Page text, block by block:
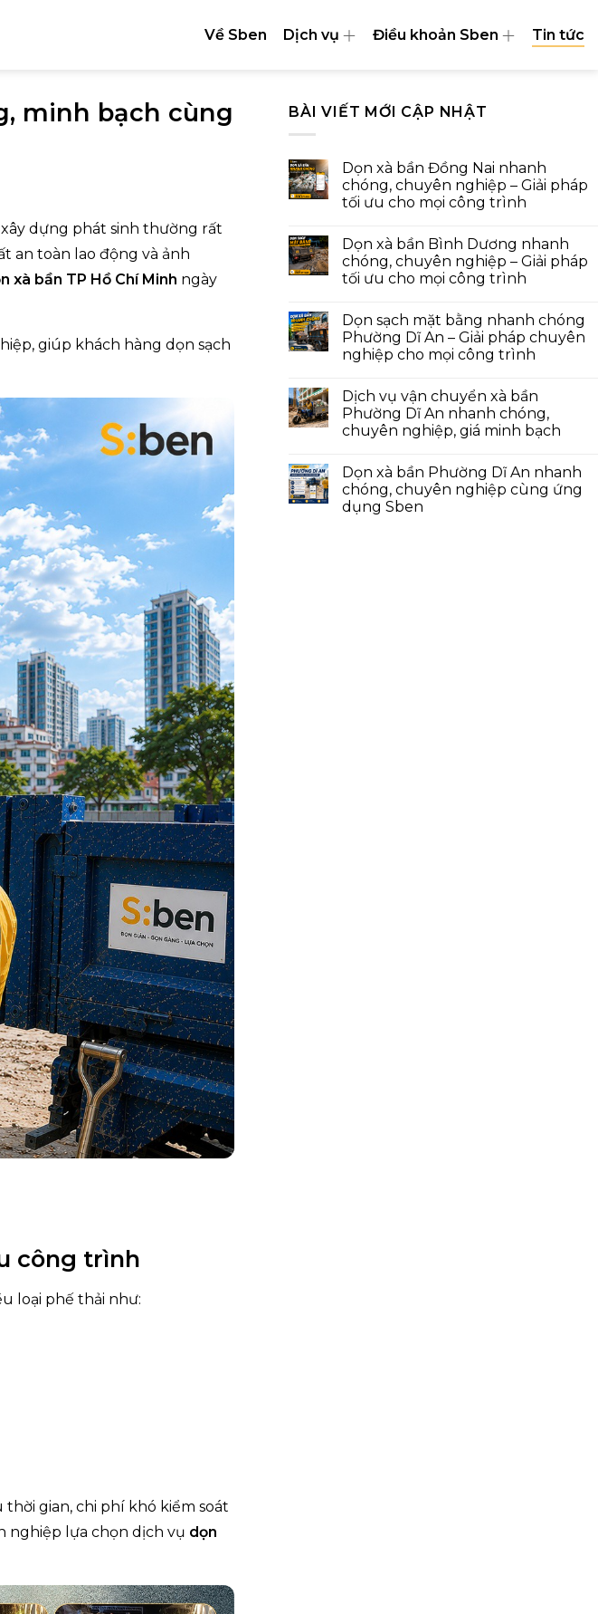
Về Sben Dịch vụ Điều khoản Sben Tin tức
minh bạch cùng
dựng phát sinh thường rất
an toàn lao động và ảnh
xà bần TP Hồ Chí Minh ngày
giúp khách hàng dọn sạch
công trình
loại phế thải như:
gian, chi phí khó kiểm soát
nghiệp lựa chọn dịch vụ dọn
BÀI VIẾT MỚI CẬP NHẬT
Dọn xà bần Đồng Nai nhanh
chóng, chuyên nghiệp – Giải pháp
tối ưu cho mọi công trình
Dọn xà bần Bình Dương nhanh
chóng, chuyên nghiệp – Giải pháp
tối ưu cho mọi công trình
Dọn sạch mặt bằng nhanh chóng
Phường Dĩ An – Giải pháp chuyên
nghiệp cho mọi công trình
Dịch vụ vận chuyển xà bần
Phường Dĩ An nhanh chóng,
chuyên nghiệp, giá minh bạch
Dọn xà bần Phường Dĩ An nhanh
chóng, chuyên nghiệp cùng ứng
dụng Sben